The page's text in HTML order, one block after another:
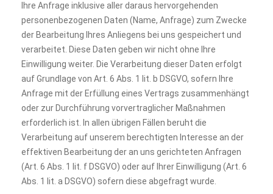
Ihre Anfrage inklusive aller daraus hervorgehenden
personenbezogenen Daten (Name, Anfrage) zum Zwecke
der Bearbeitung Ihres Anliegens bei uns gespeichert und
verarbeitet. Diese Daten geben wir nicht ohne Ihre
Einwilligung weiter. Die Verarbeitung dieser Daten erfolgt
auf Grundlage von Art. 6 Abs. 1 lit. b DSGVO, sofern Ihre
Anfrage mit der Erfüllung eines Vertrags zusammenhängt
oder zur Durchführung vorvertraglicher Maßnahmen
erforderlich ist. In allen übrigen Fällen beruht die
Verarbeitung auf unserem berechtigten Interesse an der
effektiven Bearbeitung der an uns gerichteten Anfragen
(Art. 6 Abs. 1 lit. f DSGVO) oder auf Ihrer Einwilligung (Art. 6
Abs. 1 lit. a DSGVO) sofern diese abgefragt wurde.